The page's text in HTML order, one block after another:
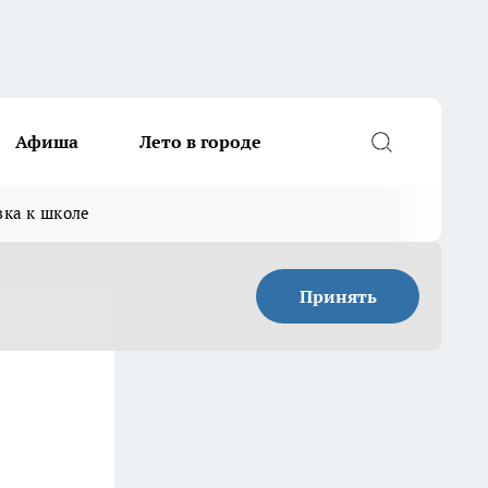
Афиша Лето в городе
к школе
Принять